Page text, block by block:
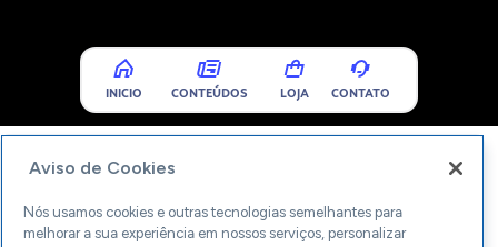
INICIO CONTEÚDOS LOJA CONTATO
Aviso de Cookies
Nós usamos cookies e outras tecnologias semelhantes para
melhorar a sua experiência em nossos serviços, personalizar